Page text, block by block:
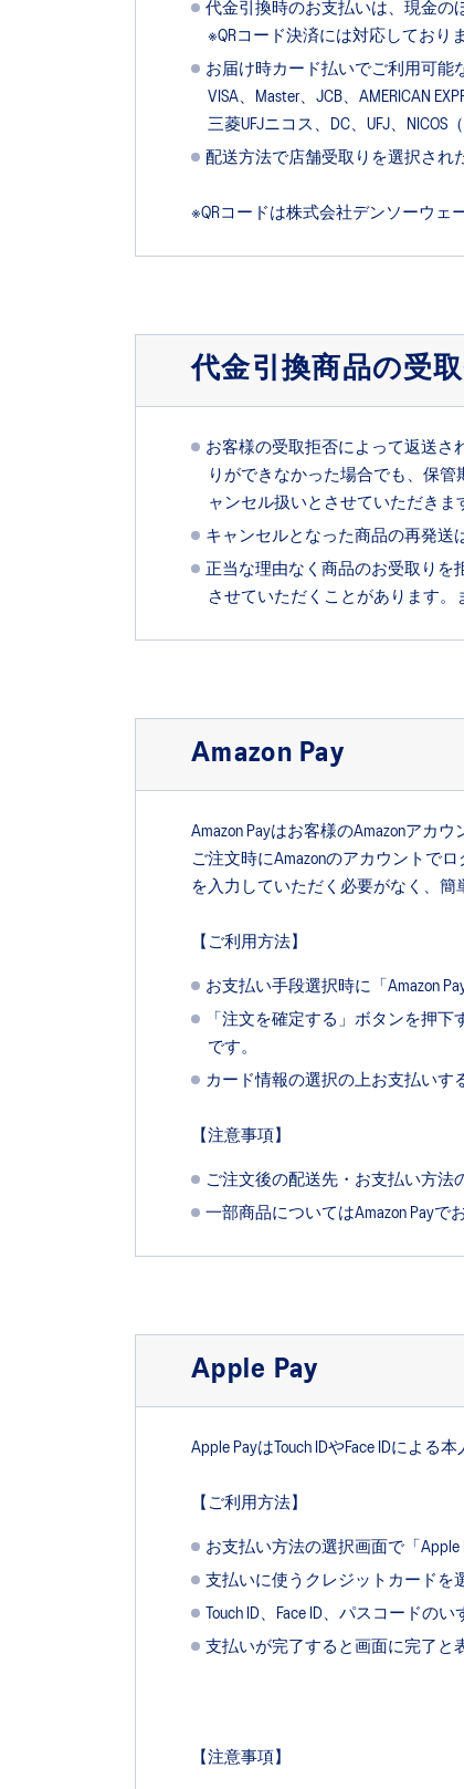
代金引換時のお支払いは、現金の
※QRコード決済には対応しており
お届け時カード払いでご利用可能
VISA、Master、JCB、AMERICAN
三菱UFJニコス、DC、UFJ、
配送方法で店舗受取りを選択され
※QRコードは株式会社デンソーウェ
代金引換商品の受
お客様の受取拒否によって返送さ
りができなかった場合でも、保
ャンセル扱いとさせていただきま
キャンセルとなった商品の再発送
正当な理由なく商品のお受取りを
させていただくことがあります。
Amazon Pay
Amazon Payはお客様のAmazonアカ
ご注文時にAmazonのアカウントで
を入力していただく必要がなく、簡
【ご利用方法】
お支払い手段選択時に「Amazon
「注文を確定する」ボタンを押
です。
カード情報の選択の上お支払いす
【注意事項】
ご注文後の配送先・お支払い方法
一部商品についてはAmazon Pay
Apple Pay
Apple PayはTouch IDやFace IDによ
【ご利用方法】
お支払い方法の選択画面で「
支払いに使うクレジットカードを
Touch ID、Face ID、パスコードの
支払いが完了すると画面に完了と
【注意事項】